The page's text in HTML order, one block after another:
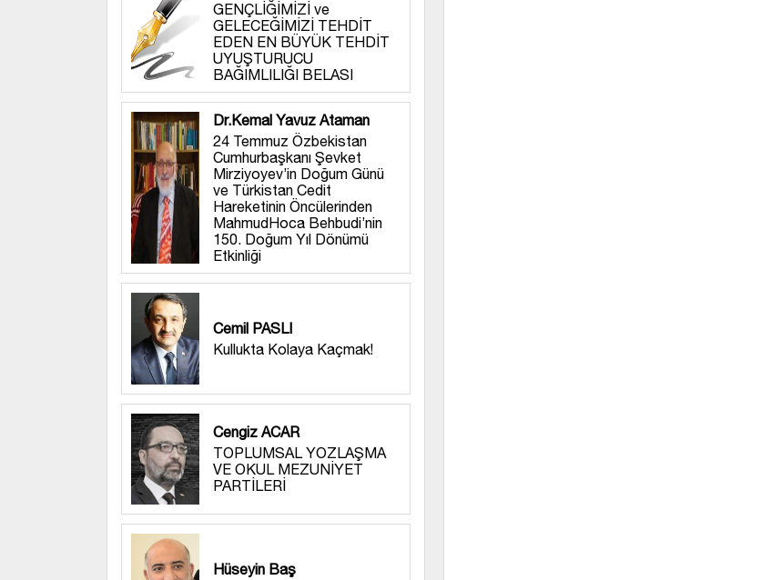
GENÇLİĞİMİZİ ve
GELECEĞİMİZİ TEHDİT
EDEN EN BÜYÜK TEHDİT
UYUŞTURUCU
BAĞIMLILIĞI BELASI
Dr.Kemal Yavuz Ataman
24 Temmuz Özbekistan
Cumhurbaşkanı Şevket
Mirziyoyev’in Doğum Günü
ve Türkistan Cedit
Hareketinin Öncülerinden
MahmudHoca Behbudi’nin
150. Doğum Yıl Dönümü
Etkinliği
Cemil PASLI
Kullukta Kolaya Kaçmak!
Cengiz ACAR
TOPLUMSAL YOZLAŞMA
VE OKUL MEZUNİYET
PARTİLERİ
Hüseyin Baş